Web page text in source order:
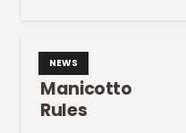
NEWS
Manicotto
Rules